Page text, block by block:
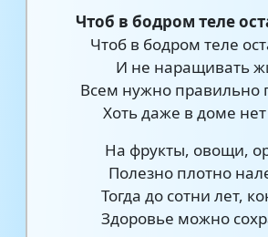
Чтоб в бодром теле
Чтоб в бодром теле
И не наращивать
Всем нужно правильно
Хоть даже в доме
На фрукты, овощи,
Полезно плотно
Тогда до сотни лет,
Здоровье можно